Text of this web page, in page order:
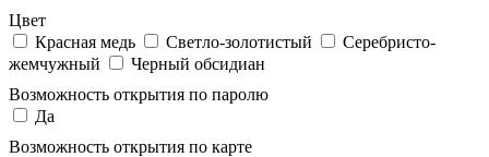
Цвет
Красная медь
Светло-золотистый
Серебристо-
жемчужный
Черный обсидиан
Возможность открытия по паролю
Да
Возможность открытия по карте